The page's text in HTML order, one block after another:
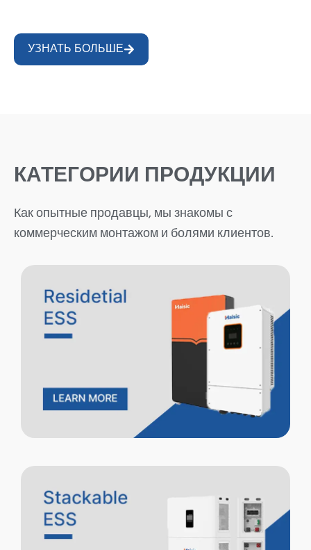
УЗНАТЬ БОЛЬШЕ
КАТЕГОРИИ ПРОДУКЦИИ
Как опытные продавцы, мы знакомы с
коммерческим монтажом и болями клиентов.